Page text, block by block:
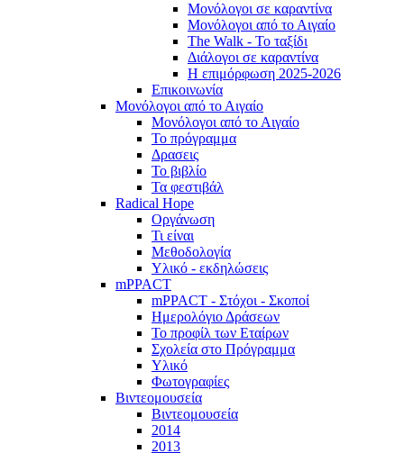
Μονόλογοι σε καραντίνα
Μονόλογοι από το Αιγαίο
The Walk - Το ταξίδι
Διάλογοι σε καραντίνα
Η επιμόρφωση 2025-2026
Επικοινωνία
Μονόλογοι από το Αιγαίο
Μονόλογοι από το Αιγαίο
Το πρόγραμμα
Δρασεις
Το βιβλίο
Τα φεστιβάλ
Radical Hope
Οργάνωση
Τι είναι
Μεθοδολογία
Υλικό - εκδηλώσεις
mPPACT
mPPACT - Στόχοι - Σκοποί
Ημερολόγιο Δράσεων
Το προφίλ των Εταίρων
Σχολεία στο Πρόγραμμα
Υλικό
Φωτογραφίες
Βιντεομουσεία
Βιντεομουσεία
2014
2013